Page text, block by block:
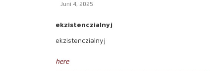
Juni 4, 2025
ekzistenczialnyj
ekzistenczialnyj
here